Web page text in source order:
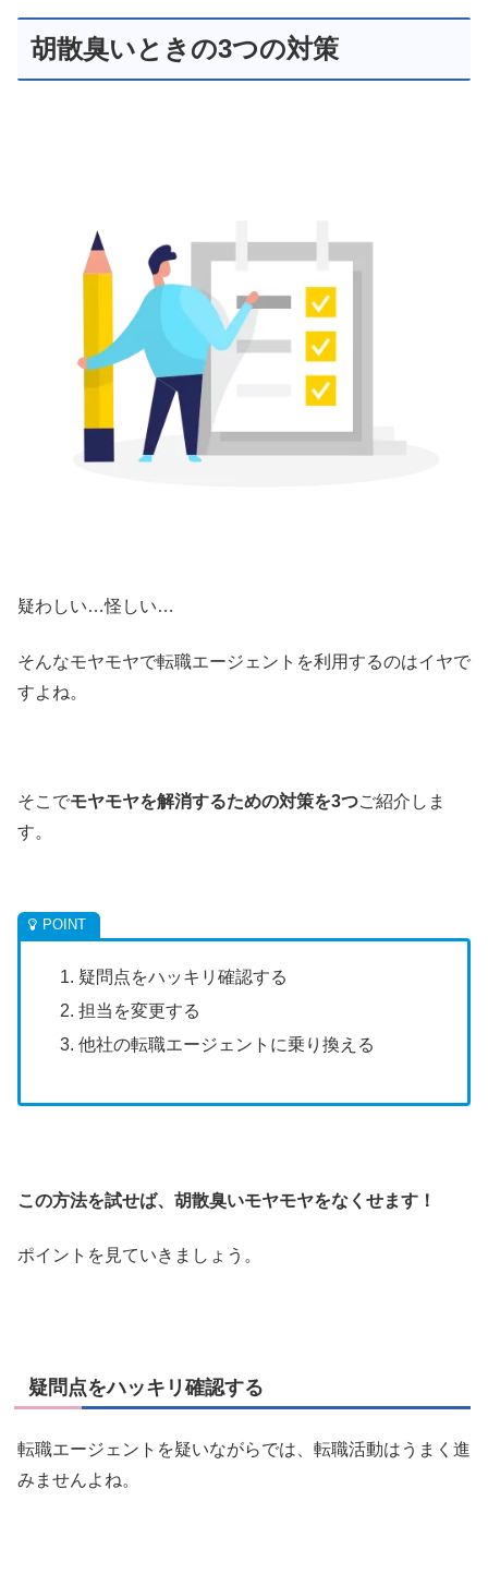
胡散臭いときの3つの対策
疑わしい…怪しい…
そんなモヤモヤで転職エージェントを利用するのはイヤで
すよね。
そこでモヤモヤを解消するための対策を3つご紹介しま
す。
疑問点をハッキリ確認する
担当を変更する
他社の転職エージェントに乗り換える
この方法を試せば、胡散臭いモヤモヤをなくせます！
ポイントを見ていきましょう。
疑問点をハッキリ確認する
転職エージェントを疑いながらでは、転職活動はうまく進
みませんよね。